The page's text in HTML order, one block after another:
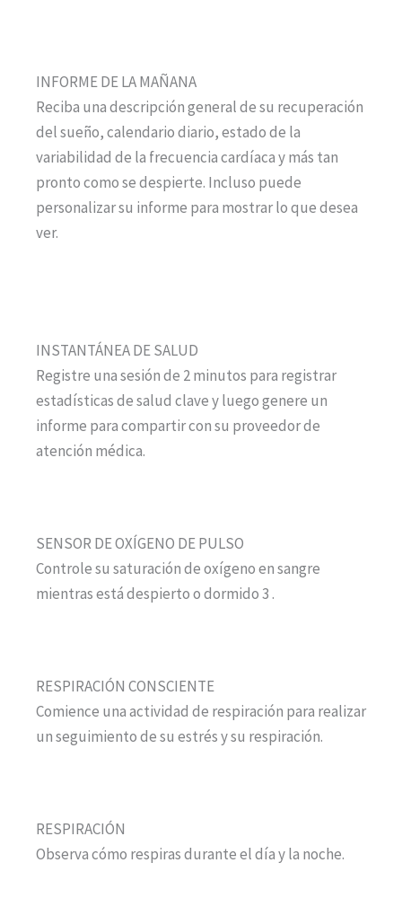
INFORME DE LA MAÑANA
Reciba una descripción general de su recuperación
del sueño, calendario diario, estado de la
variabilidad de la frecuencia cardíaca y más tan
pronto como se despierte. Incluso puede
personalizar su informe para mostrar lo que desea
ver.
INSTANTÁNEA DE SALUD
Registre una sesión de 2 minutos para registrar
estadísticas de salud clave y luego genere un
informe para compartir con su proveedor de
atención médica.
SENSOR DE OXÍGENO DE PULSO
Controle su saturación de oxígeno en sangre
mientras está despierto o dormido 3 .
RESPIRACIÓN CONSCIENTE
Comience una actividad de respiración para realizar
un seguimiento de su estrés y su respiración.
RESPIRACIÓN
Observa cómo respiras durante el día y la noche.